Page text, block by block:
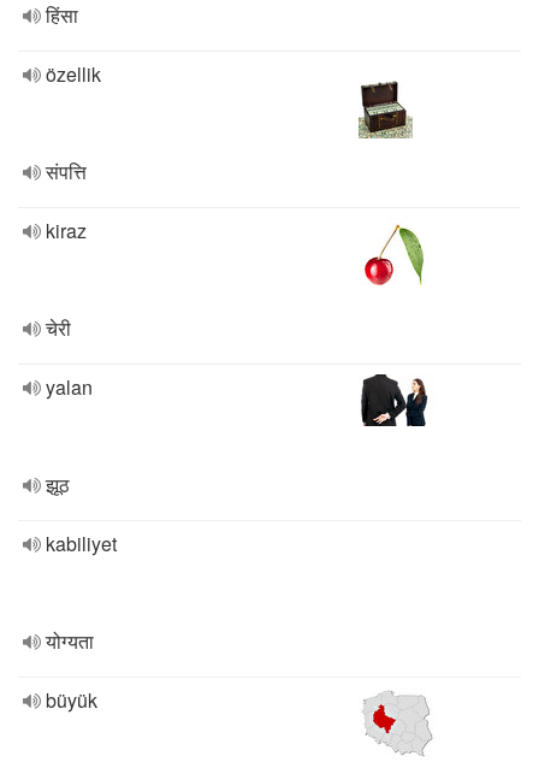
हिंसा
özellik
संपत्ति
kiraz
चेरी
yalan
झूठ
kabiliyet
योग्यता
büyük